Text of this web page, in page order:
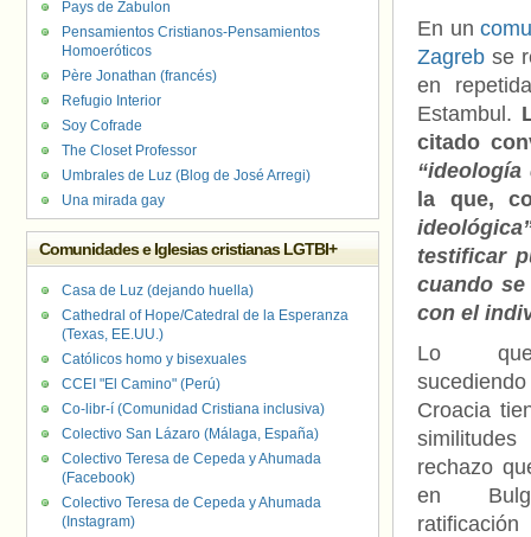
En un
Zagreb se
en
Estambul.
citado
la que,
testificar
cuando
con el
Lo
Croacia
rechazo
en
Pays de Zabulon
Pensamientos Cristianos-Pensamientos
Homoeróticos
Père Jonathan (francés)
Refugio Interior
Soy Cofrade
The Closet Professor
Umbrales de Luz (Blog de José Arregi)
Una mirada gay
Comunidades e Iglesias cristianas LGTBI+
Casa de Luz (dejando huella)
Cathedral of Hope/Catedral de la Esperanza
(Texas, EE.UU.)
Católicos homo y bisexuales
CCEI "El Camino" (Perú)
Co-libr-í (Comunidad Cristiana inclusiva)
Colectivo San Lázaro (Málaga, España)
Colectivo Teresa de Cepeda y Ahumada
(Facebook)
Colectivo Teresa de Cepeda y Ahumada
(Instagram)